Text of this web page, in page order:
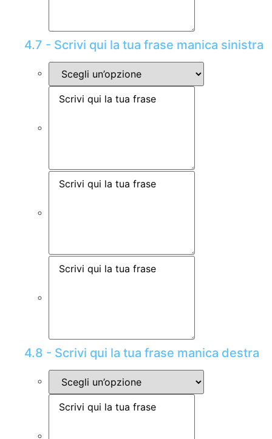
4.7 - Scrivi qui la tua frase manica sinistra
4.8 - Scrivi qui la tua frase manica destra